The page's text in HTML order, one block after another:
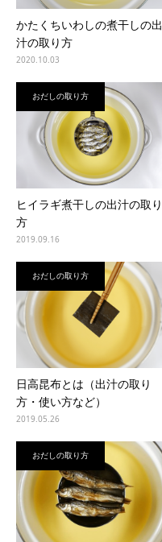
かたくちいわしの煮干しの出
汁の取り方
2020.10.03
おだしの取り方
ヒイラギ煮干しの出汁の取り
方
2019.09.16
おだしの取り方
日高昆布とは（出汁の取り
方・使い方など）
2019.05.26
おだしの取り方